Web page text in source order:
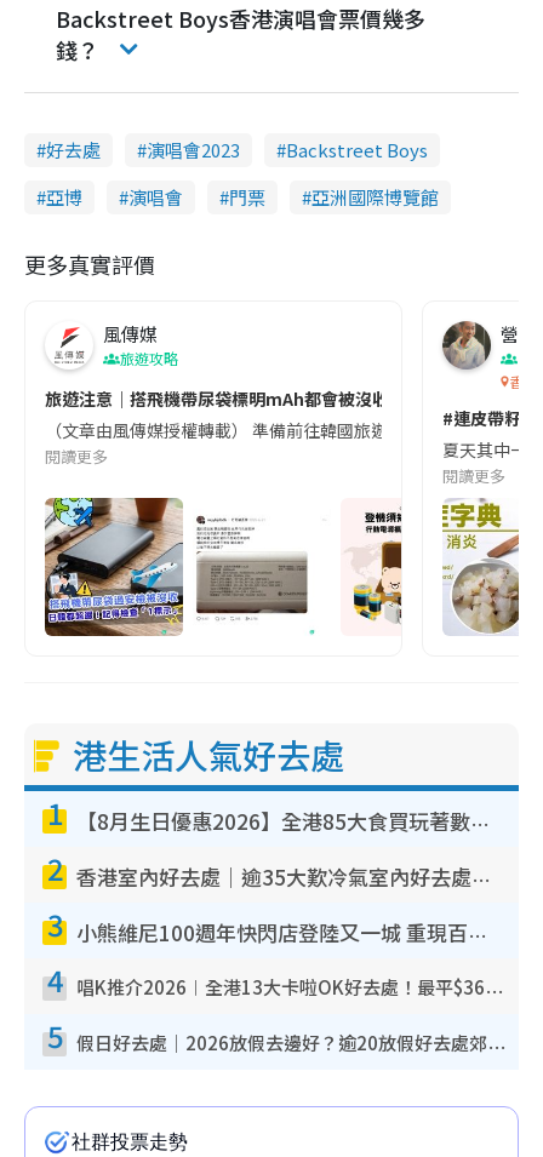
Backstreet Boys香港演唱會票價幾多
錢？
好去處 演唱會2023
Backstreet Boys
亞博
演唱會 門票 亞洲國際博覽館
更多真實評價
風傳媒
旅遊攻略
旅遊注意｜搭飛機帶尿袋標明mAh都會被沒收😱出發前切記檢查
（文章由風傳媒授權轉載） 準備前往韓國旅遊的民眾，近期要
閱讀更多
營養
香港
#連皮帶籽
夏天其中一
閱讀更多
港生活人氣好去處
1 【8月生日優惠2026】全港85大食買玩著數攻略 自助餐/火鍋放題同行免費＋誠品/DONKI送現金券
2 香港室內好去處｜逾35大歎冷氣室內好去處推介 室內活動免費避雨無懼落雨
3 小熊維尼100週年快閃店登陸又一城 重現百畝森林經典場景／獨家限定盲盒登場／專屬DIY香水
4 唱K推介2026︱全港13大卡啦OK好去處！最平$36起 日文K都有！(附地址+收費詳情)
5 假日好去處｜2026放假去邊好？逾20放假好去處郊外/秘景 休閒半日或一日遊